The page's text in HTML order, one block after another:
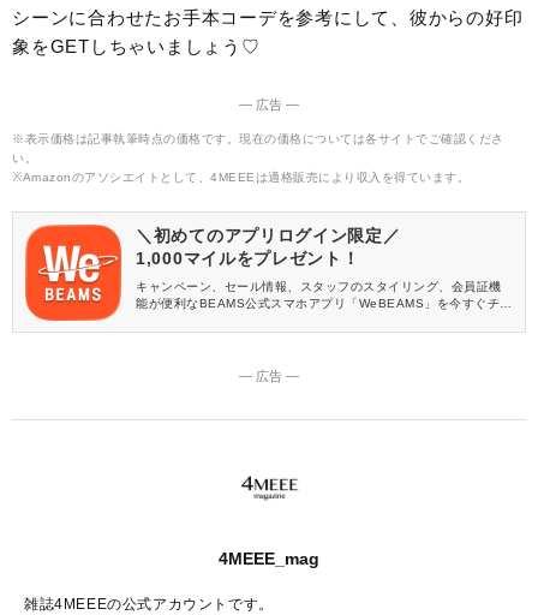
シーンに合わせたお手本コーデを参考にして、彼からの好印
象をGETしちゃいましょう♡
― 広告 ―
※表示価格は記事執筆時点の価格です。現在の価格については各サイトでご確認くださ
い。
※Amazonのアソシエイトとして、4MEEEは適格販売により収入を得ています。
＼初めてのアプリログイン限定／
1,000マイルをプレゼント！
キャンペーン、セール情報、スタッフのスタイリング、会員証機
能が便利なBEAMS公式スマホアプリ「WeBEAMS」を今すぐチェ
― 広告 ―
4MEEE_mag
雑誌4MEEEの公式アカウントです。